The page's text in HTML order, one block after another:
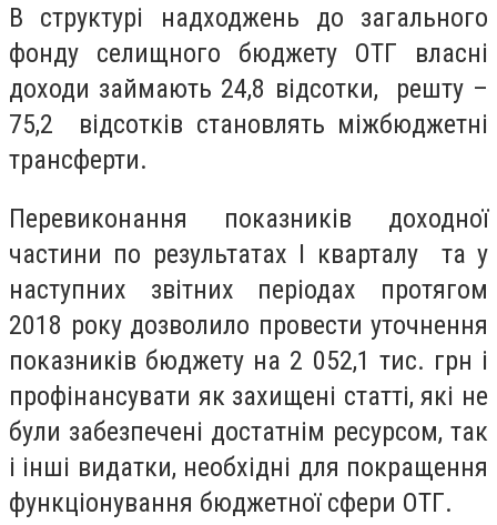
В структурі надходжень до загального
фонду селищного бюджету ОТГ власні
доходи займають 24,8 відсотки, решту –
75,2 відсотків становлять міжбюджетні
трансферти.
Перевиконання показників доходної
частини по результатах І кварталу та у
наступних звітних періодах протягом
2018 року дозволило провести уточнення
показників бюджету на 2 052,1 тис. грн і
профінансувати як захищені статті, які не
були забезпечені достатнім ресурсом, так
і інші видатки, необхідні для покращення
функціонування бюджетної сфери ОТГ.